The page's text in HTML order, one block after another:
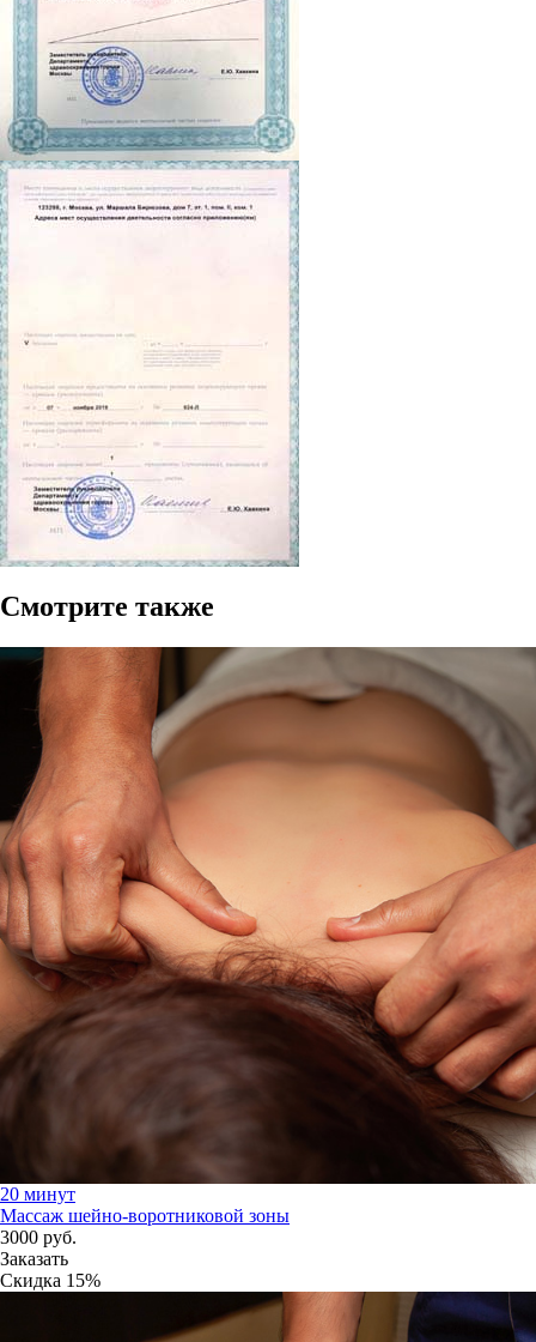
Смотрите также
20 минут
Массаж шейно-воротниковой зоны
3000 руб.
Заказать
Скидка 15%